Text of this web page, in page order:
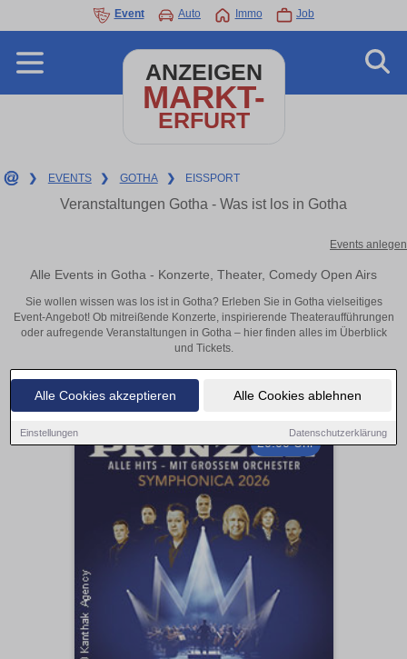
Alle Cookies akzeptieren Alle Cookies ablehnen
Einstellungen Datenschutzerklärung
Event Auto Immo Job
ANZEIGEN
MARKT-
ERFURT
❯ EVENTS ❯ GOTHA ❯ EISSPORT
Veranstaltungen Gotha - Was ist los in Gotha
Events anlegen
Alle Events in Gotha - Konzerte, Theater, Comedy Open Airs
Sie wollen wissen was los ist in Gotha? Erleben Sie in Gotha vielseitiges
Event-Angebot! Ob mitreißende Konzerte, inspirierende Theateraufführungen
oder aufregende Veranstaltungen in Gotha – hier finden alles im Überblick
und Tickets.
20:00 Uhr